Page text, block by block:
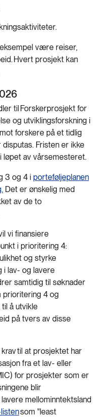
være reiser,
Hvert prosjekt kan
til Forskerprosjekt for
og utviklingsforskning i
forskere på et tidlig
Fristen er ikke
av vårsemesteret.
3 og 4 i porteføljeplanen
Det er ønskelig med
av de to
vi finansiere
i prioritering 4:
og styrke
i lav- og lavere
samtidig til søknader
prioritering 4 og
å utvikle
på tvers av disse
til at prosjektet har
fra et lav- eller
for prosjekter som er
blir
mellominntektsland
som "least